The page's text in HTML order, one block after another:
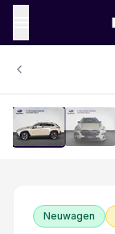
Neuwagen